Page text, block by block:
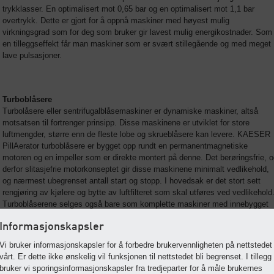
trykklasser. En optimalisert mot 0,65 bar og en optimalisert mot 1,1 bar
overtrykk. Dette er gjort for å oppnå maskiner med høyest mulig
virkningsgrad som for deg som bruker gir lavest mulig energikostnader. Som
en tilleggseffekt får man maskiner som er svært stillegående og med meget
lave pulsasjoner.
Turboblåsere
Turbolåsere eller sentrifugalblåsemaskiner er dynamiske maskiner, altså
motsatsen til fortrenger prinsipp. Disse maskinene er utviklet for store
luftmengder, større enn de fleste lobe og skrueblåsere kan levere. KAESER
PillAerator turboblåsere er bygget opp rundt en permanentmagnetiske
motoren og en impeller som er direkte montert på denne. Det berøringsfrie,
derfor slitasjefrie motorkonseptet gir disse maskinene minimalt vedlikehold,
og nærmest ubegrenset antall start og stopp. I hovedsak er det stort sett
rengjøring av kjølere og bytte av luftfilteret som skal utføres ved vedlikehold.
Turboblåserene selges også bare som komplette maskiner med innebygget
over våre blåsere
Informasjonskapsler
Vi bruker informasjonskapsler for å forbedre brukervennligheten på nettstedet
vårt. Er dette ikke ønskelig vil funksjonen til nettstedet bli begrenset. I tillegg
bruker vi sporingsinformasjonskapsler fra tredjeparter for å måle brukernes